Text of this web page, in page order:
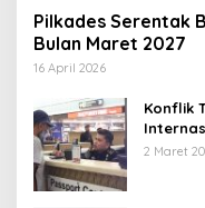
Pilkades Serentak
Bulan Maret 2027
16 April 2026
Konflik
2 Maret